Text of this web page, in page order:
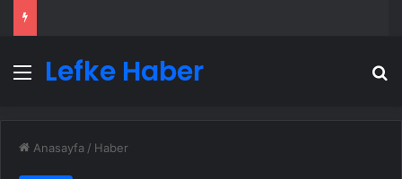
Menü
Lefke Haber
Anasayfa / Haber